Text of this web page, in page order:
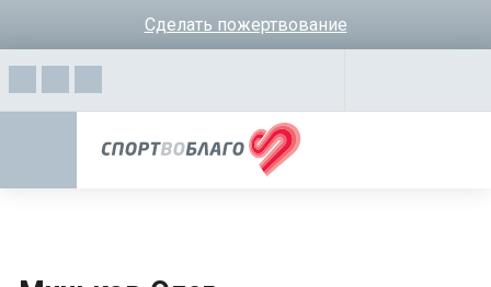
Сделать пожертвование